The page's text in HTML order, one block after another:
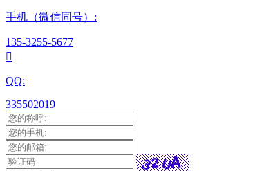
手机（微信同号）:
135-3255-5677

QQ:
335502019